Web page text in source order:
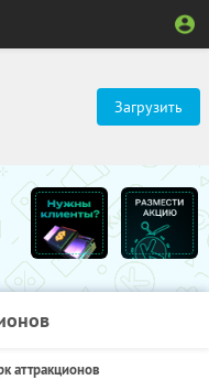
Загрузить
аттракционов